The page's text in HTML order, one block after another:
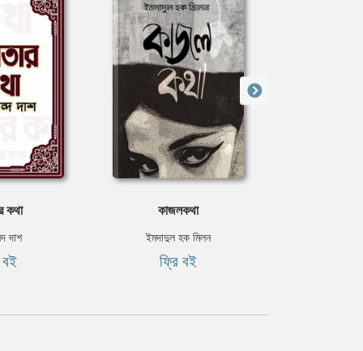
কথা
দাশ
কাজলকথা
ইমদাদুল হক মিলন
ফ্রি বই